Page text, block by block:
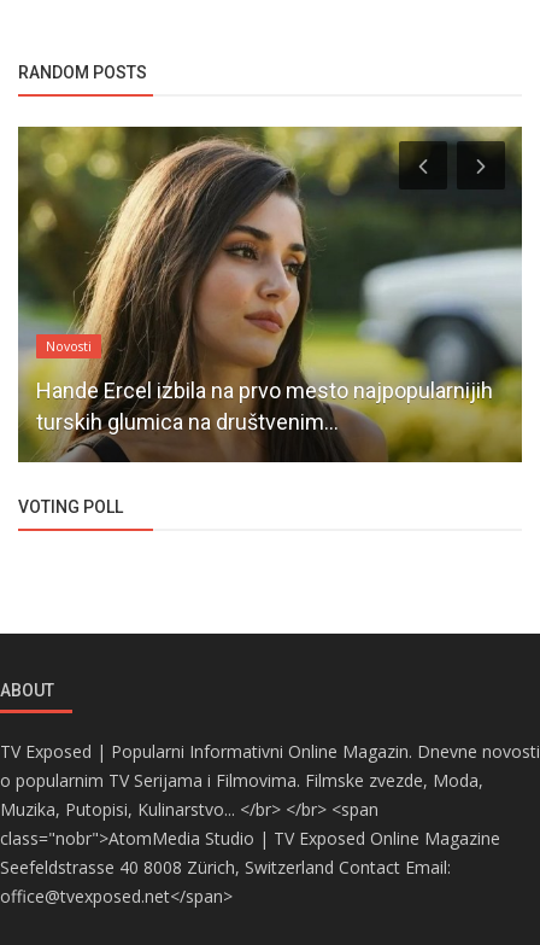
RANDOM POSTS
Novosti
Hande Ercel izbila na prvo mesto najpopularnijih
turskih glumica na društvenim...
VOTING POLL
ABOUT
TV Exposed | Popularni Informativni Online Magazin. Dnevne novosti
o popularnim TV Serijama i Filmovima. Filmske zvezde, Moda,
Muzika, Putopisi, Kulinarstvo... </br> </br> <span
class="nobr">AtomMedia Studio | TV Exposed Online Magazine
Seefeldstrasse 40 8008 Zürich, Switzerland Contact Email:
office@tvexposed.net</span>